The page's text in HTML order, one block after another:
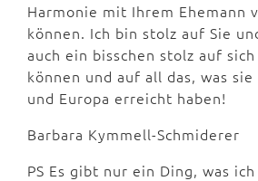
Harmonie mit Ihrem Ehemann
können. Ich bin stolz auf Sie
auch ein bisschen stolz auf
können und auf all das, was
und Europa erreicht haben!
Barbara Kymmell-Schmiderer
PS Es gibt nur ein Ding, was